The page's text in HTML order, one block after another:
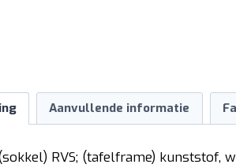
Aanvullende informatie
RVS; (tafelframe) kunststof,